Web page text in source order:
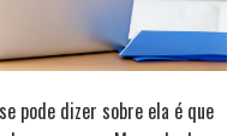
pode dizer sobre ela é que